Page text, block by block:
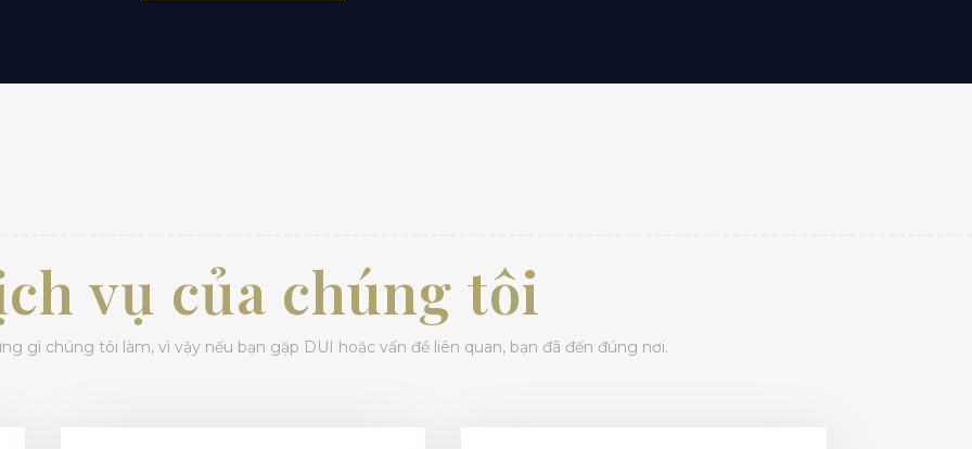
vụ của chúng tôi
gì chúng tôi làm, vì vậy nếu bạn gặp DUI hoặc vấn đề liên quan, bạn đã đến đúng nơi.